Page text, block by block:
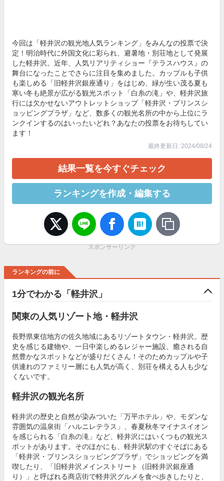
今回は「軽井沢の観光地人気ランキング」をみんなの投票で決
定！明治時代に外国文化に彩られ、避暑地・別荘地として発展
した軽井沢。近年、人気リアリティショー『テラスハウス』の
舞台になったことでさらに注目を集めました。カップルも子供
も楽しめる「旧軽井沢銀座通り」をはじめ、緑が生い茂る夏も
寒い冬も絶景が広がる観光スポット「白糸の滝」や、軽井沢旅
行には欠かせないアウトレットショップ「軽井沢・プリンスシ
ョッピングプラザ」など、数多くの観光名所の中から上位にラ
ンクインするのはいったいどれ？あなたの投票をお待ちしてい
ます！
最終更新日: 2024/08/24
結果一覧を今すぐチェック
ランキングを作成・編集する
スポンサーリンク
ランキングの前に
1分でわかる「軽井沢」
関東の人気リゾート地・軽井沢
長野県東信地方の佐久地域にあるリゾートタウン・軽井沢。歴
史を感じる建物や、一日中楽しめるレジャー施設、癒される自
然豊かなスポットなどが盛りだくさん！そのためカップルや子
供連れのファミリー層にも人気が高く、別荘を構える人も少な
くないです。
軽井沢の観光名所
軽井沢の歴史と自然が染みついた「万平ホテル」や、モダンな
雰囲気の温泉街「ハルニレテラス」、春夏秋冬マイナスイオン
を感じられる「白糸の滝」など、軽井沢にはいくつもの観光ス
ポットがあります。そのほかにも、軽井沢駅のすぐそばにある
「軽井沢・プリンスショッピングプラザ」でショッピングを満
喫したり、「旧軽井沢メインストリート（旧軽井沢銀座通
り）」と呼ばれる商店街で軽井沢グルメを食べ歩きしたりと、